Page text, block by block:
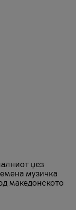
џез
музичка
македонското